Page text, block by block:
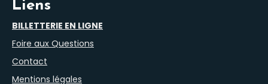
Liens
BILLETTERIE EN LIGNE
Foire aux Questions
Contact
Mentions légales